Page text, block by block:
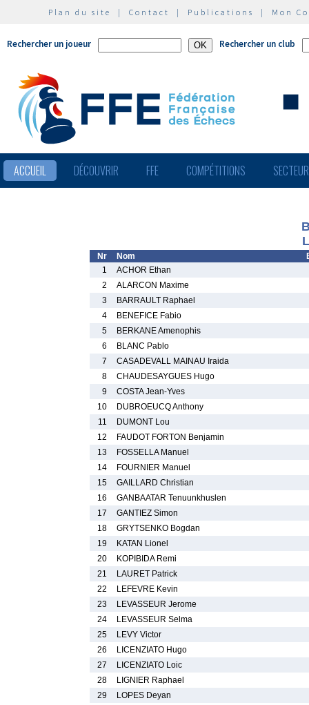
Plan du site | Contact | Publications | Mon
Rechercher un joueur Rechercher un club
ACCUEIL DÉCOUVRIR FFE COMPÉTITIONS
Nr Nom
1
ACHOR Ethan
2
ALARCON Maxime
3
BARRAULT Raphael
4
BENEFICE Fabio
5
BERKANE Amenophis
6
BLANC Pablo
7
CASADEVALL MAINAU Iraida
8
CHAUDESAYGUES Hugo
9
COSTA Jean-Yves
10
DUBROEUCQ Anthony
11
DUMONT Lou
12
FAUDOT FORTON Benjamin
13
FOSSELLA Manuel
14
FOURNIER Manuel
15
GAILLARD Christian
16
GANBAATAR Tenuunkhuslen
17
GANTIEZ Simon
18
GRYTSENKO Bogdan
19
KATAN Lionel
20
KOPIBIDA Remi
21
LAURET Patrick
22
LEFEVRE Kevin
23
LEVASSEUR Jerome
24
LEVASSEUR Selma
25
LEVY Victor
26
LICENZIATO Hugo
27
LICENZIATO Loic
28
LIGNIER Raphael
29
LOPES Deyan